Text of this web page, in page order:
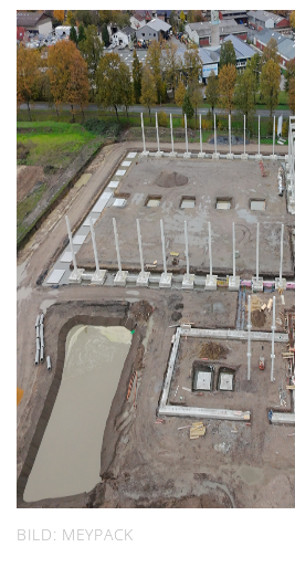
BILD: MEYPACK